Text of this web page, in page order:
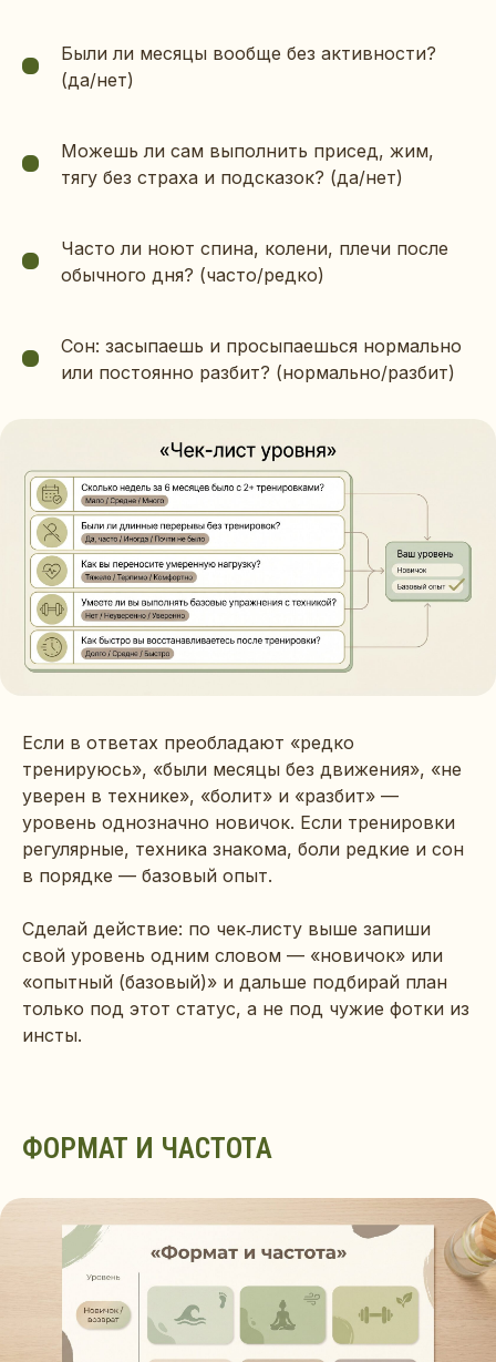
Были ли месяцы вообще без активности?
(да/нет)
Можешь ли сам выполнить присед, жим,
тягу без страха и подсказок? (да/нет)
Часто ли ноют спина, колени, плечи после
обычного дня? (часто/редко)
Сон: засыпаешь и просыпаешься нормально
или постоянно разбит? (нормально/разбит)
Если в ответах преобладают «редко
тренируюсь», «были месяцы без движения», «не
уверен в технике», «болит» и «разбит» —
уровень однозначно новичок. Если тренировки
регулярные, техника знакома, боли редкие и сон
в порядке — базовый опыт.
Сделай действие: по чек‑листу выше запиши
свой уровень одним словом — «новичок» или
«опытный (базовый)» и дальше подбирай план
только под этот статус, а не под чужие фотки из
инсты.
ФОРМАТ И ЧАСТОТА